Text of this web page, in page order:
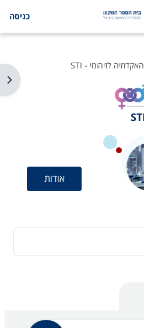
כניסה
האקדמיה לזיהומי - STI
אודות